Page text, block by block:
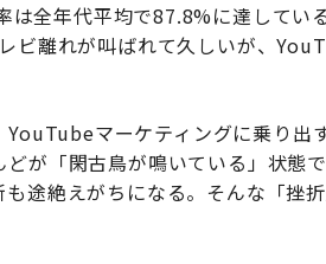
全年代平均で87.8%に達してい
ビ離れが叫ばれて久しいが、
マーケティングに乗り出
が「閑古鳥が鳴いている」状態
途絶えがちになる。そんな「挫